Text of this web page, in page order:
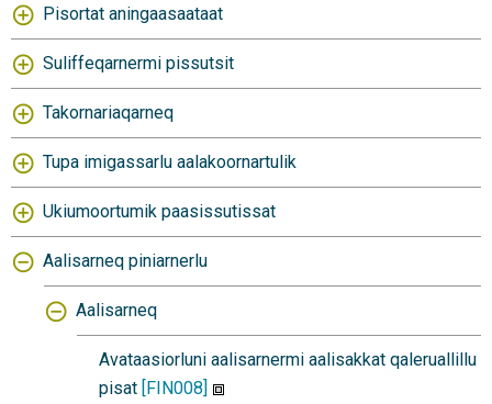
Pisortat aningaasaataat
Suliffeqarnermi pissutsit
Takornariaqarneq
Tupa imigassarlu aalakoornartulik
Ukiumoortumik paasissutissat
Aalisarneq piniarnerlu
Aalisarneq
Avataasiorluni aalisarnermi aalisakkat qaleruallillu
pisat [FIN008]